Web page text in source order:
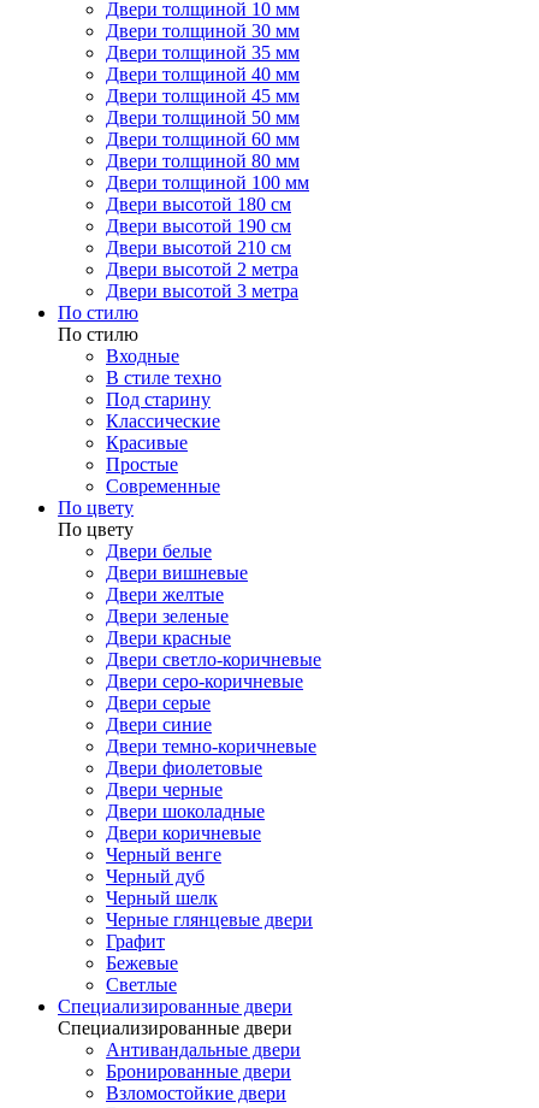
Двери толщиной 10 мм
Двери толщиной 30 мм
Двери толщиной 35 мм
Двери толщиной 40 мм
Двери толщиной 45 мм
Двери толщиной 50 мм
Двери толщиной 60 мм
Двери толщиной 80 мм
Двери толщиной 100 мм
Двери высотой 180 см
Двери высотой 190 см
Двери высотой 210 см
Двери высотой 2 метра
Двери высотой 3 метра
По стилю
По стилю
Входные
В стиле техно
Под старину
Классические
Красивые
Простые
Современные
По цвету
По цвету
Двери белые
Двери вишневые
Двери желтые
Двери зеленые
Двери красные
Двери светло-коричневые
Двери серо-коричневые
Двери серые
Двери синие
Двери темно-коричневые
Двери фиолетовые
Двери черные
Двери шоколадные
Двери коричневые
Черный венге
Черный дуб
Черный шелк
Черные глянцевые двери
Графит
Бежевые
Светлые
Специализированные двери
Специализированные двери
Антивандальные двери
Бронированные двери
Взломостойкие двери